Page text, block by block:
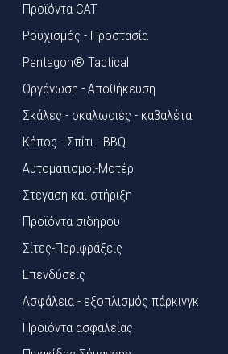
Προϊόντα CAT
Ρουχισμός - Προστασία
Pentagon® Tactical
Οργάνωση - Αποθήκευση
Σκάλες - σκαλωσιές - καβαλέτα
Κήπος - Σπίτι - BBQ
Αυτοματισμοί-Μοτέρ
Στέγαση και στήριξη
Προϊόντα σιδήρου
Σίτες-Περιφράξεις
Επενδύσεις
Ασφάλεια - εξοπλισμός πάρκινγκ
Προϊόντα ασφαλείας